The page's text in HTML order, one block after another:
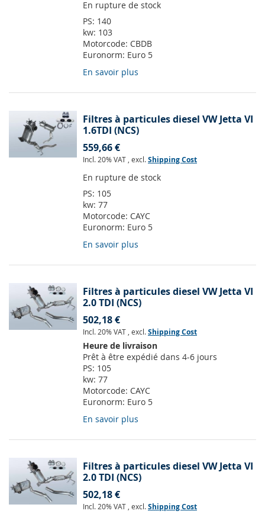
En rupture de stock
PS: 140
kw: 103
Motorcode: CBDB
Euronorm: Euro 5
En savoir plus
Filtres à particules diesel VW Jetta VI
1.6TDI (NCS)
559,66 €
Incl. 20% VAT , excl.Shipping Cost
En rupture de stock
PS: 105
kw: 77
Motorcode: CAYC
Euronorm: Euro 5
En savoir plus
Filtres à particules diesel VW Jetta VI
2.0 TDI (NCS)
502,18 €
Incl. 20% VAT , excl.Shipping Cost
Heure de livraison
Prêt à être expédié dans 4-6 jours
PS: 105
kw: 77
Motorcode: CAYC
Euronorm: Euro 5
En savoir plus
Filtres à particules diesel VW Jetta VI
2.0 TDI (NCS)
502,18 €
Incl. 20% VAT , excl.Shipping Cost